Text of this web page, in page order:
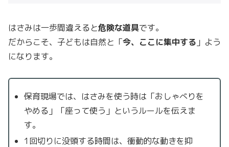
はさみは一歩間違えると危険な道具です。
だからこそ、子どもは自然と「今、ここに集中する 」よう
になります。
保育現場では、はさみを使う時は「おしゃべりを
やめる」「座って使う」というルールを伝えま
す。
1回切りに没頭する時間は、衝動的な動きを抑